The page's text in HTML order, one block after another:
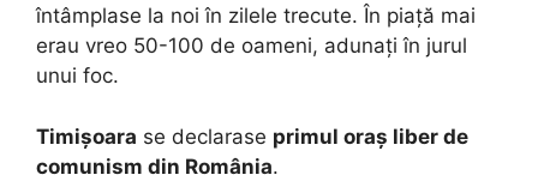
întâmplase la noi în zilele trecute. În piață mai
erau vreo 50-100 de oameni, adunați în jurul
unui foc.
Timișoara se declarase primul oraș liber de
comunism din România.